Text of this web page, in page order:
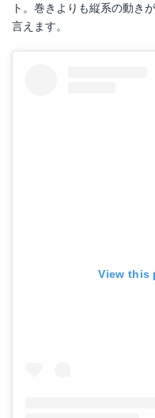
ト。巻きよりも縦系の動き
言えます。
View this